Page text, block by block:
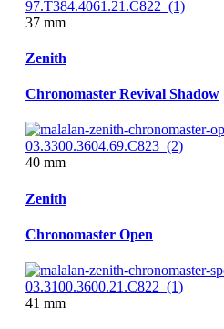
37 mm
Zenith
Chronomaster Revival Shadow
40 mm
Zenith
Chronomaster Open
41 mm